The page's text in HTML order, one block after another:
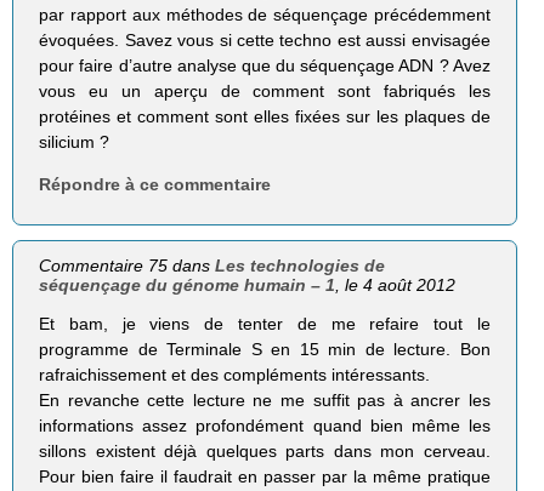
par rapport aux méthodes de séquençage précédemment
évoquées. Savez vous si cette techno est aussi envisagée
pour faire d’autre analyse que du séquençage ADN ? Avez
vous eu un aperçu de comment sont fabriqués les
protéines et comment sont elles fixées sur les plaques de
silicium ?
Répondre à ce commentaire
Commentaire 75 dansLes technologies de
séquençage du génome humain – 1, le 4 août 2012
Et bam, je viens de tenter de me refaire tout le
programme de Terminale S en 15 min de lecture. Bon
rafraichissement et des compléments intéressants.
En revanche cette lecture ne me suffit pas à ancrer les
informations assez profondément quand bien même les
sillons existent déjà quelques parts dans mon cerveau.
Pour bien faire il faudrait en passer par la même pratique